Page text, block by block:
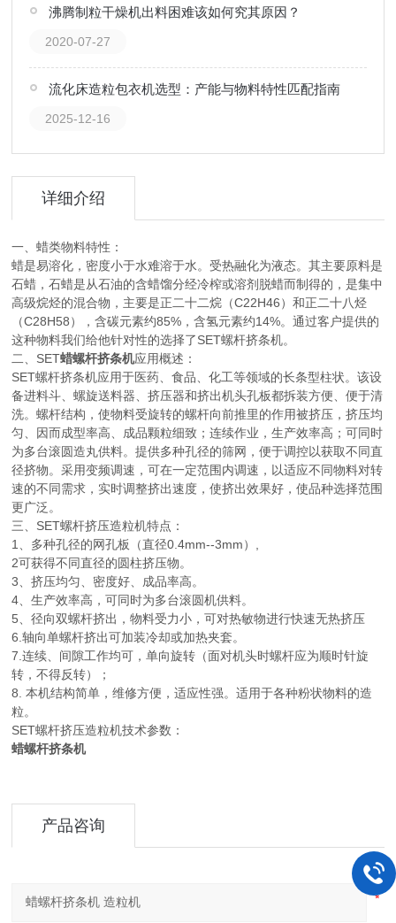
沸腾制粒干燥机出料困难该如何究其原因？
2020-07-27
流化床造粒包衣机选型：产能与物料特性匹配指南
2025-12-16
详细介绍
一、蜡类物料特性：
蜡是易溶化，密度小于水难溶于水。受热融化为液态。其主要原料是
石蜡，石蜡是从石油的含蜡馏分经冷榨或溶剂脱蜡而制得的，是集中
高级烷烃的混合物，主要是正二十二烷（C22H46）和正二十八烃
（C28H58），含碳元素约85%，含氢元素约14%。通过客户提供的
这种物料我们给他针对性的选择了SET螺杆挤条机。
二、SET蜡螺杆挤条机应用概述：
SET螺杆挤条机应用于医药、食品、化工等领域的长条型柱状。该设
备进料斗、螺旋送料器、挤压器和挤出机头孔板都拆装方便、便于清
洗。螺杆结构，使物料受旋转的螺杆向前推里的作用被挤压，挤压均
匀、因而成型率高、成品颗粒细致；连续作业，生产效率高；可同时
为多台滚圆造丸供料。提供多种孔径的筛网，便于调控以获取不同直
径挤物。采用变频调速，可在一定范围内调速，以适应不同物料对转
速的不同需求，实时调整挤出速度，使挤出效果好，使品种选择范围
更广泛。
三、SET螺杆挤压造粒机特点：
1、多种孔径的网孔板（直径0.4mm--3mm）,
2可获得不同直径的圆柱挤压物。
3、挤压均匀、密度好、成品率高。
4、生产效率高，可同时为多台滚圆机供料。
5、径向双螺杆挤出，物料受力小，可对热敏物进行快速无热挤压
6.轴向单螺杆挤出可加装冷却或加热夹套。
7.连续、间隙工作均可，单向旋转（面对机头时螺杆应为顺时针旋
转，不得反转）；
8. 本机结构简单，维修方便，适应性强。适用于各种粉状物料的造
粒。
SET螺杆挤压造粒机技术参数：
蜡螺杆挤条机
产品咨询